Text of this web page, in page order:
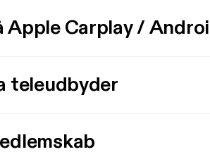
Apple Carplay /
teleudbyder